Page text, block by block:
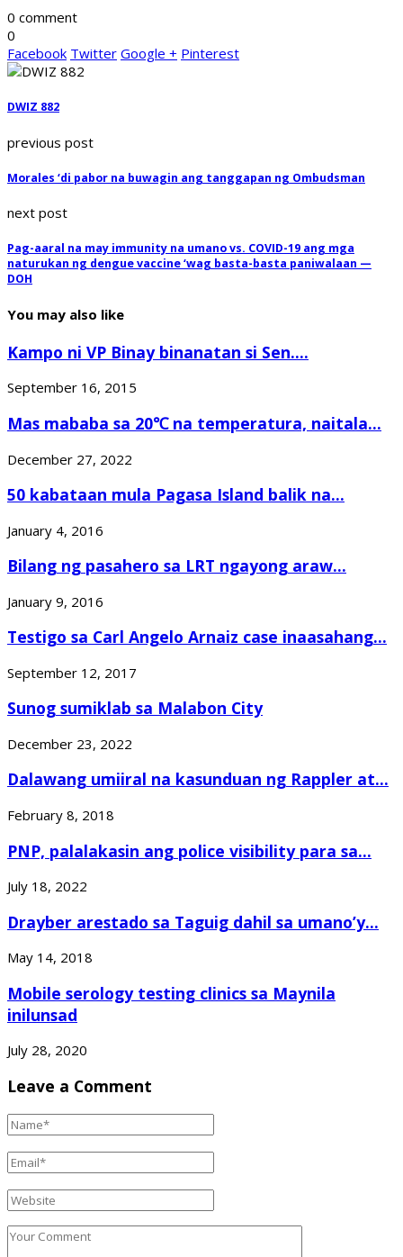
0 comment
0
Facebook Twitter Google + Pinterest
DWIZ 882
previous post
Morales ‘di pabor na buwagin ang tanggapan ng Ombudsman
next post
Pag-aaral na may immunity na umano vs. COVID-19 ang mga
naturukan ng dengue vaccine ‘wag basta-basta paniwalaan —
DOH
You may also like
Kampo ni VP Binay binanatan si Sen....
September 16, 2015
Mas mababa sa 20℃ na temperatura, naitala...
December 27, 2022
50 kabataan mula Pagasa Island balik na...
January 4, 2016
Bilang ng pasahero sa LRT ngayong araw...
January 9, 2016
Testigo sa Carl Angelo Arnaiz case inaasahang...
September 12, 2017
Sunog sumiklab sa Malabon City
December 23, 2022
Dalawang umiiral na kasunduan ng Rappler at...
February 8, 2018
PNP, palalakasin ang police visibility para sa...
July 18, 2022
Drayber arestado sa Taguig dahil sa umano’y...
May 14, 2018
Mobile serology testing clinics sa Maynila
inilunsad
July 28, 2020
Leave a Comment